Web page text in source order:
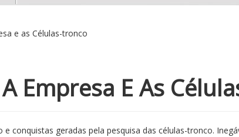
e as Células-tronco
Empresa E As
geradas pela pesquisa das células-tronco.